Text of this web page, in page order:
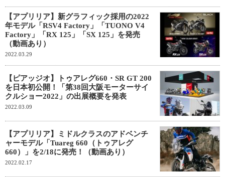
【アプリリア】新グラフィック採用の2022
年モデル「RSV4 Factory」「TUONO V4
Factory」「RX 125」「SX 125」を発売
（動画あり）
2022.03.29
【ピアッジオ】トゥアレグ660・SR GT 200
を日本初公開！「第38回大阪モーターサイ
クルショー2022」の出展概要を発表
2022.03.09
【アプリリア】ミドルクラスのアドベンチ
ャーモデル「Tuareg 660（トゥアレグ
660）」を2/18に発売！（動画あり）
2022.02.17